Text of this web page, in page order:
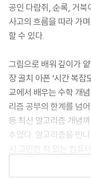
공인 다람쥐, 순록, 거북
사고의 흐름을 따라 가
할 수 있다.
그림으로 배워 깊이가
장 골치 아픈 ‘시간 복
교에서 배우는 수학 개
리즘 공부의 한계를 넘
등 최신 알고리즘 개념
추었다. 알고리즘을 만
시 고민한 적 있는 컴퓨
있는 책을 찾는 교수님,